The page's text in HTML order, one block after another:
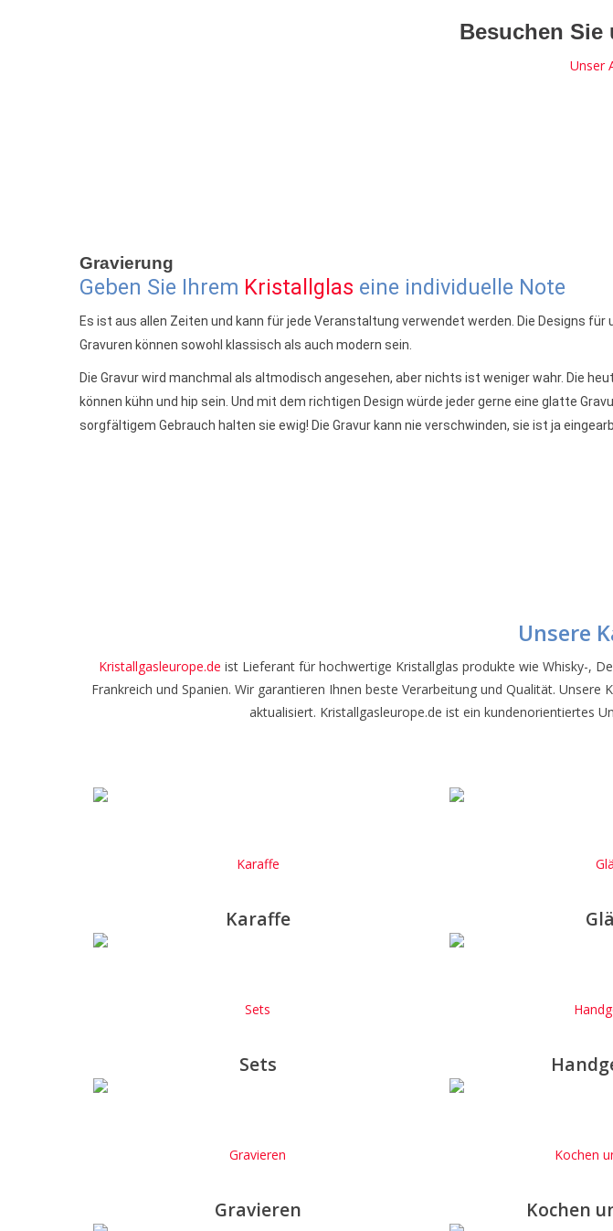
Besuchen
Unser
Gravierung
Geben Sie Ihrem Kristallglas eine individuelle Note
Es ist aus allen Zeiten und kann für jede Veranstaltung verwendet werden. Die Designs für
Gravuren können sowohl klassisch als auch modern sein.
Die Gravur wird manchmal als altmodisch angesehen, aber nichts ist weniger wahr. Die
können kühn und hip sein. Und mit dem richtigen Design würde jeder gerne eine glatte
sorgfältigem Gebrauch halten sie ewig! Die Gravur kann nie verschwinden, sie ist ja
Unsere
Kristallgasleurope.de ist Lieferant für hochwertige Kristallglas produkte wie Whisky-,
Frankreich und Spanien. Wir garantieren Ihnen beste Verarbeitung und Qualität.
aktualisiert. Kristallgasleurope.de ist ein kundenorientiertes
Karaffe
Karaffe
Sets
Sets
Gravieren
Gravieren
Kochen
Kochen